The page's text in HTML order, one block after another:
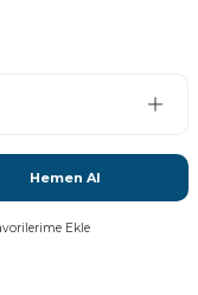
Hemen Al